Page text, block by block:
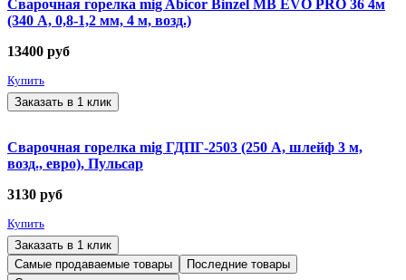
Сварочная горелка mig Abicor Binzel MB EVO PRO 36 4м
(340 А, 0,8-1,2 мм, 4 м, возд.)
13400 руб
Купить
Заказать в 1 клик
Сварочная горелка mig ГДПГ-2503 (250 А, шлейф 3 м,
возд., евро), Пульсар
3130 руб
Купить
Заказать в 1 клик
Самые продаваемые товары
Последние товары